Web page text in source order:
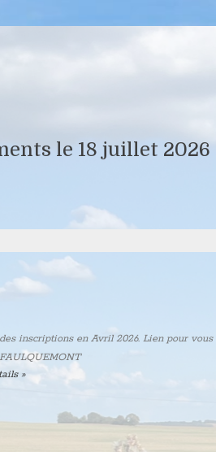
le 18 juillet 2026
inscriptions en Avril 2026. Lien pour
»